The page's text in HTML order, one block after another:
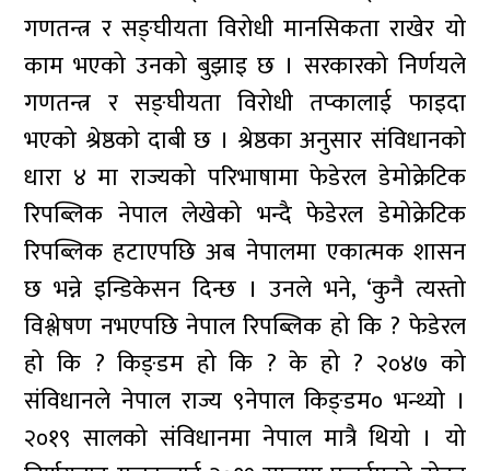
गणतन्त्र र सङ्घीयता विरोधी मानसिकता राखेर यो
काम भएको उनको बुझाइ छ । सरकारको निर्णयले
गणतन्त्र र सङ्घीयता विरोधी तप्कालाई फाइदा
भएको श्रेष्ठको दाबी छ । श्रेष्ठका अनुसार संविधानको
धारा ४ मा राज्यको परिभाषामा फेडेरल डेमोक्रेटिक
रिपब्लिक नेपाल लेखेको भन्दै फेडेरल डेमोक्रेटिक
रिपब्लिक हटाएपछि अब नेपालमा एकात्मक शासन
छ भन्ने इन्डिकेसन दिन्छ । उनले भने, ‘कुनै त्यस्तो
विश्लेषण नभएपछि नेपाल रिपब्लिक हो कि ? फेडेरल
हो कि ? किङ्डम हो कि ? के हो ? २०४७ को
संविधानले नेपाल राज्य ९नेपाल किङ्डम० भन्थ्यो ।
२०१९ सालको संविधानमा नेपाल मात्रै थियो । यो